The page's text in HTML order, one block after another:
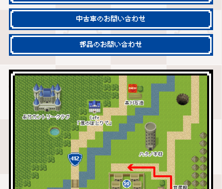
中古車のお問い合わせ
部品のお問い合わせ